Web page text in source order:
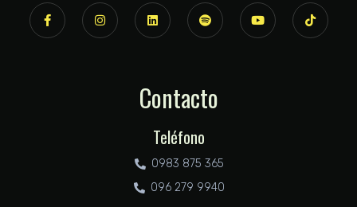
Contacto
Teléfono
0983 875 365
096 279 9940